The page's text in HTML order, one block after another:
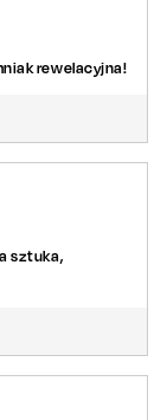
rewelacyjna!
sztuka,